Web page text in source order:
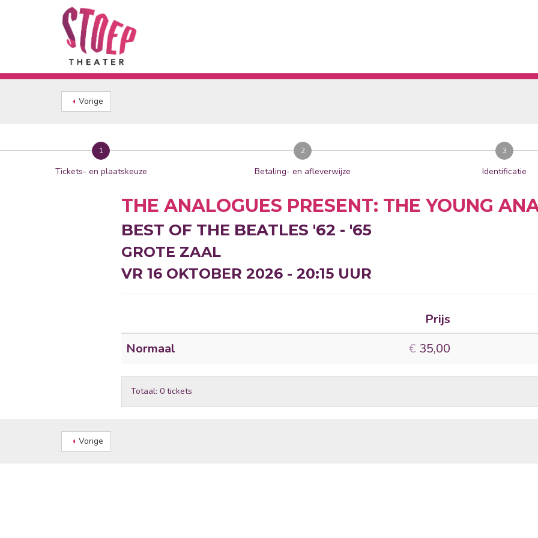
Vorige
1
Tickets- en plaatskeuze
2
Betaling- en afleverwijze
3
Identificatie
THE ANALOGUES PRESENT: THE YOUNG
BEST OF THE BEATLES '62 - '65
GROTE ZAAL
VR 16 OKTOBER 2026 - 20:15 UUR
Prijs
Normaal € 35,00
Totaal: 0 tickets
Vorige